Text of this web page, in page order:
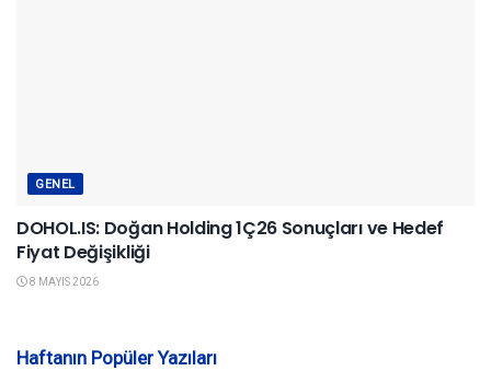
GENEL
DOHOL.IS: Doğan Holding 1Ç26 Sonuçları ve Hedef
Fiyat Değişikliği
8 MAYIS 2026
Haftanın Popüler Yazıları